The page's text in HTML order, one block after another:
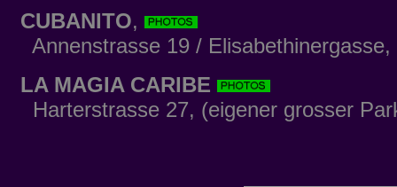
CUBANITO,
Annenstrasse 19 /
LA MAGIA CARIBE
Harterstrasse 27, (eigener grosser